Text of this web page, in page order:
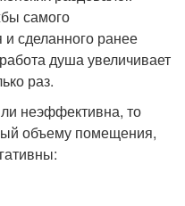
самого
и сделанного ранее
душа увеличивает
раз.
неэффективна, то
объему помещения,